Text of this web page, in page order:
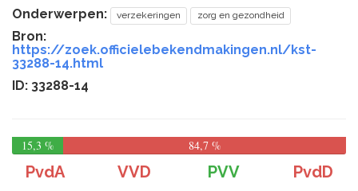
Onderwerpen:
verzekeringen zorg en gezondheid
Bron:
https://zoek.officielebekendmakingen.nl/kst-
33288-14.html
ID: 33288-14
15,3 % 84,7 %
PvdA VVD PVV
PvdD